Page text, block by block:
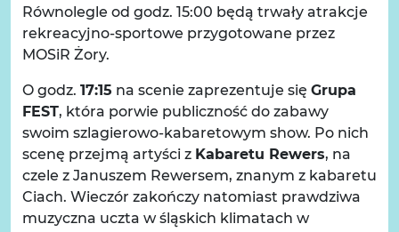
Równolegle od godz. 15:00 będą trwały atrakcje
rekreacyjno-sportowe przygotowane przez
MOSiR Żory.
O godz. 17:15 na scenie zaprezentuje się Grupa
FEST, która porwie publiczność do zabawy
swoim szlagierowo-kabaretowym show. Po nich
scenę przejmą artyści z Kabaretu Rewers, na
czele z Januszem Rewersem, znanym z kabaretu
Ciach. Wieczór zakończy natomiast prawdziwa
muzyczna uczta w śląskich klimatach w